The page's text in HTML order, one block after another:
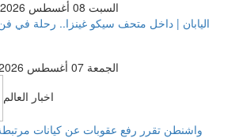
السبت 08 أغسطس 2026 12:00 صباحاً
اليابان | داخل متحف سيكو غينزا.. رحلة في
الجمعة 07 أغسطس 2026 11:13 مساءً
اخبار العالم
واشنطن تقرر رفع عقوبات عن كيانات